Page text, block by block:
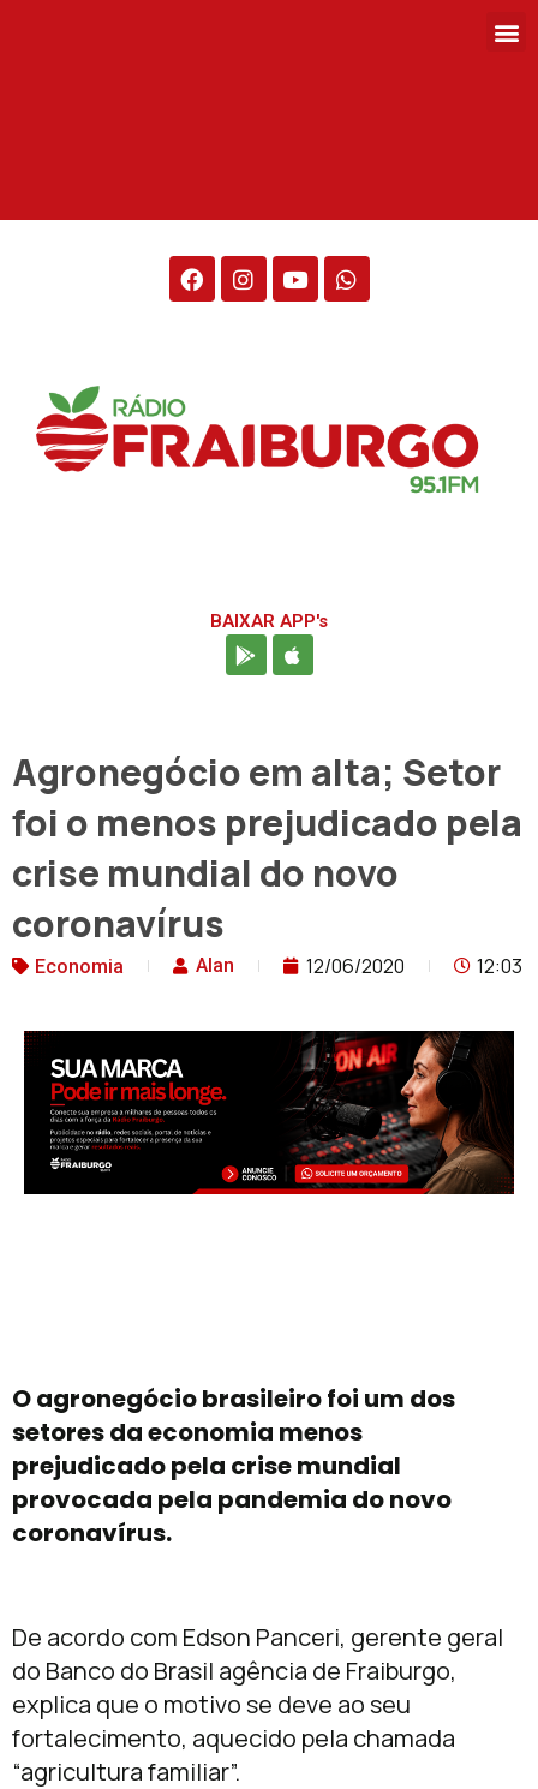
BAIXAR APP's
Agronegócio em alta; Setor
foi o menos prejudicado pela
crise mundial do novo
coronavírus
Economia Alan 12/06/2020 12:03
O agronegócio brasileiro foi um dos
setores da economia menos
prejudicado pela crise mundial
provocada pela pandemia do novo
coronavírus.
De acordo com Edson Panceri, gerente geral
do Banco do Brasil agência de Fraiburgo,
explica que o motivo se deve ao seu
fortalecimento, aquecido pela chamada
“agricultura familiar”.